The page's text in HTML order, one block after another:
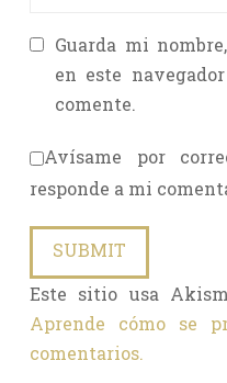
Guarda mi
en este
comente.
Avísame por
responde a mi
Este sitio usa
Aprende cómo se
comentarios.